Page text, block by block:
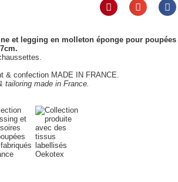
et legging en molleton éponge pour poupées
& confection MADE IN FRANCE.
tailoring made in France.